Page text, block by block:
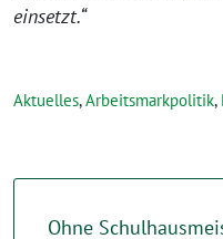
einsetzt.“
Aktuelles,Arbeitsmarkpolitik,
Ohne